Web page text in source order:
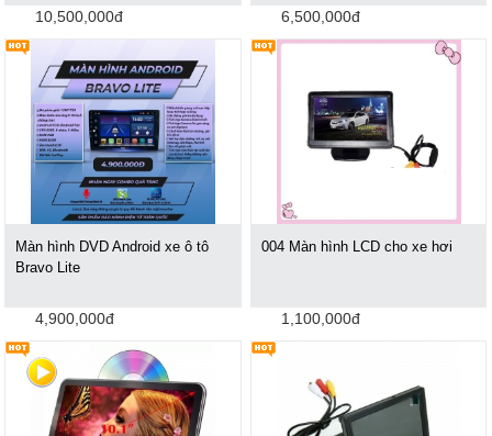
10,500,000đ 6,500,000đ
Màn hình DVD Android xe ô tô
Bravo Lite
4,900,000đ
004 Màn hình LCD cho xe hơi
1,100,000đ